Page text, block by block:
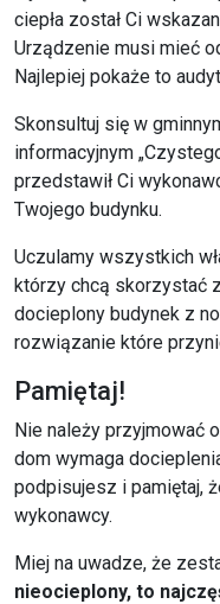
ciepła został Ci
Urządzenie musi mieć
Najlepiej pokaże to
Skonsultuj się w
informacyjnym
przedstawił Ci
Twojego budynku.
Uczulamy wszystkich
którzy chcą skorzystać
docieplony budynek z
rozwiązanie które
Pamiętaj!
Nie należy przyjmować
dom wymaga
podpisujesz i pamiętaj,
wykonawcy.
Miej na uwadze, że
nieocieplony, to